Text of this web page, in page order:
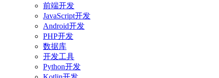
前端开发
JavaScript开发
Android开发
PHP开发
数据库
开发工具
Python开发